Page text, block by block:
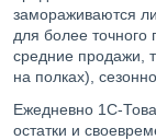
замораживаются
для более
средние продажи,
на полках),
Ежедневно 1С-
остатки и